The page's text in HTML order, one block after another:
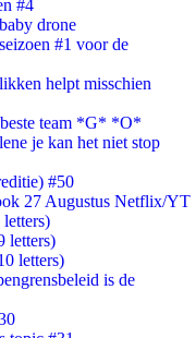
#4
drone
#1 voor de
helpt misschien
team *G* *O*
je kan het niet stop
#50
27 Augustus Netflix/YT
letters)
letters)
is de